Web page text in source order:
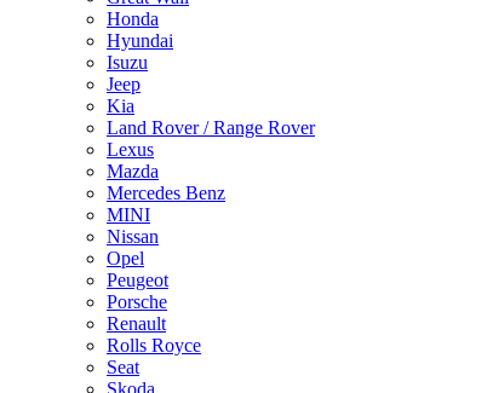
Honda
Hyundai
Isuzu
Jeep
Kia
Land Rover / Range Rover
Lexus
Mazda
Mercedes Benz
MINI
Nissan
Opel
Peugeot
Porsche
Renault
Rolls Royce
Seat
Skoda